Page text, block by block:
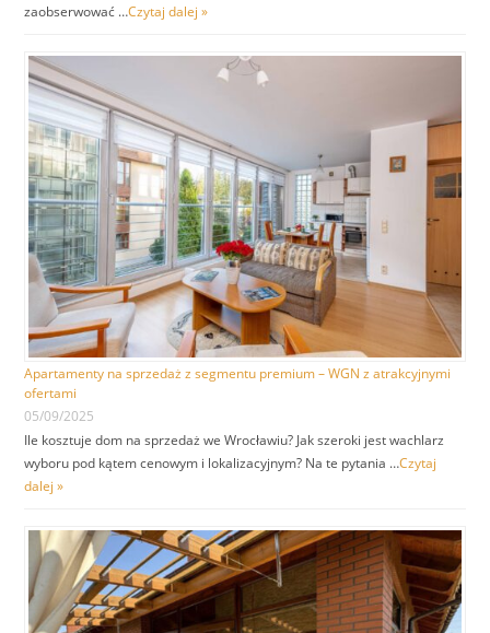
zaobserwować …Czytaj dalej »
Apartamenty na sprzedaż z segmentu premium – WGN z atrakcyjnymi
ofertami
05/09/2025
Ile kosztuje dom na sprzedaż we Wrocławiu? Jak szeroki jest wachlarz
wyboru pod kątem cenowym i lokalizacyjnym? Na te pytania …Czytaj
dalej »